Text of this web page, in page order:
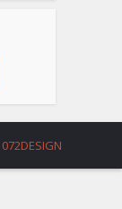
072DESIGN